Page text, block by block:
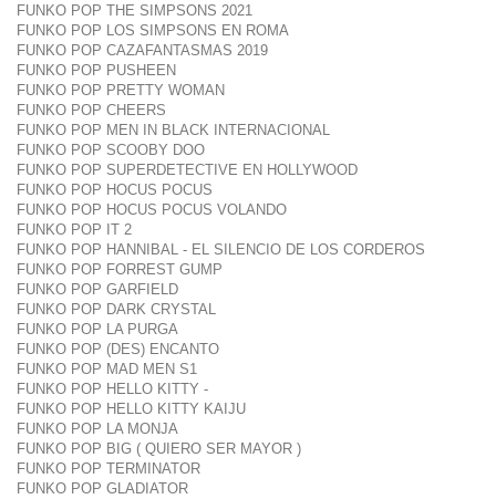
FUNKO POP THE SIMPSONS 2021
FUNKO POP LOS SIMPSONS EN ROMA
FUNKO POP CAZAFANTASMAS 2019
FUNKO POP PUSHEEN
FUNKO POP PRETTY WOMAN
FUNKO POP CHEERS
FUNKO POP MEN IN BLACK INTERNACIONAL
FUNKO POP SCOOBY DOO
FUNKO POP SUPERDETECTIVE EN HOLLYWOOD
FUNKO POP HOCUS POCUS
FUNKO POP HOCUS POCUS VOLANDO
FUNKO POP IT 2
FUNKO POP HANNIBAL - EL SILENCIO DE LOS CORDEROS
FUNKO POP FORREST GUMP
FUNKO POP GARFIELD
FUNKO POP DARK CRYSTAL
FUNKO POP LA PURGA
FUNKO POP (DES) ENCANTO
FUNKO POP MAD MEN S1
FUNKO POP HELLO KITTY -
FUNKO POP HELLO KITTY KAIJU
FUNKO POP LA MONJA
FUNKO POP BIG ( QUIERO SER MAYOR )
FUNKO POP TERMINATOR
FUNKO POP GLADIATOR